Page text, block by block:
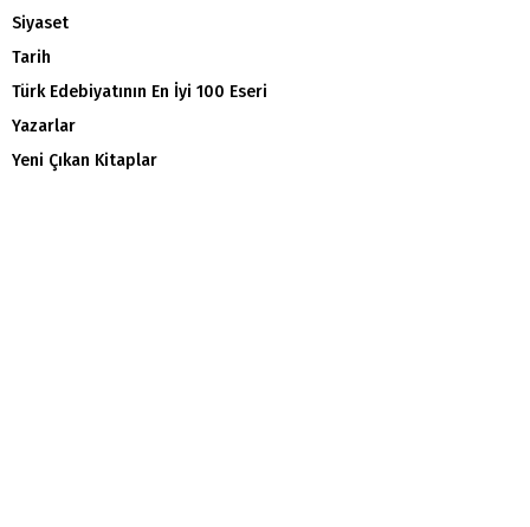
Siyaset
Tarih
Türk Edebiyatının En İyi 100 Eseri
Yazarlar
Yeni Çıkan Kitaplar